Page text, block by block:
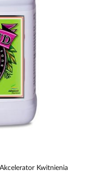
Kwitnienia